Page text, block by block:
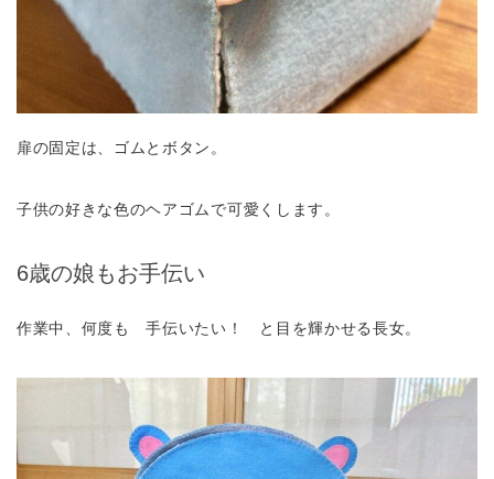
扉の固定は、ゴムとボタン。
子供の好きな色のヘアゴムで可愛くします。
6歳の娘もお手伝い
作業中、何度も 手伝いたい！ と目を輝かせる長女。